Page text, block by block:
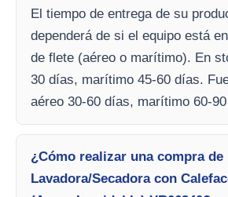
El tiempo de entrega de su
dependerá de si el equipo está
de flete (aéreo o marítimo). En
30 días, marítimo 45-60 días.
aéreo 30-60 días, marítimo 60-
¿Cómo realizar una compra de
Lavadora/Secadora con